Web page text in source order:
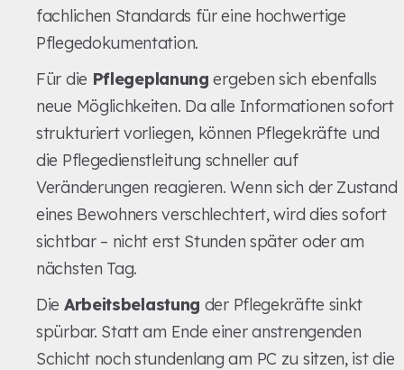
fachlichen Standards für eine hochwertige
Pflegedokumentation.
Für die Pflegeplanung ergeben sich ebenfalls
neue Möglichkeiten. Da alle Informationen sofort
strukturiert vorliegen, können Pflegekräfte und
die Pflegedienstleitung schneller auf
Veränderungen reagieren. Wenn sich der Zustand
eines Bewohners verschlechtert, wird dies sofort
sichtbar – nicht erst Stunden später oder am
nächsten Tag.
Die Arbeitsbelastung der Pflegekräfte sinkt
spürbar. Statt am Ende einer anstrengenden
Schicht noch stundenlang am PC zu sitzen, ist die